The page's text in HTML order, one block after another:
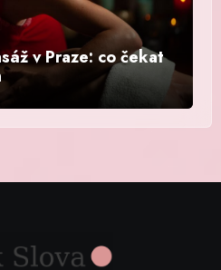
v Praze: co čekat